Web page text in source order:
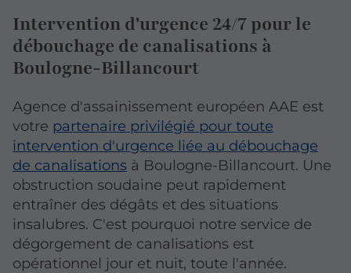
Intervention d'urgence 24/7 pour le
débouchage de canalisations à
Boulogne-Billancourt
Agence d'assainissement européen AAE est
votre partenaire privilégié pour toute
intervention d'urgence liée au débouchage
de canalisations à Boulogne-Billancourt. Une
obstruction soudaine peut rapidement
entraîner des dégâts et des situations
insalubres. C'est pourquoi notre service de
dégorgement de canalisations est
opérationnel jour et nuit, toute l'année.